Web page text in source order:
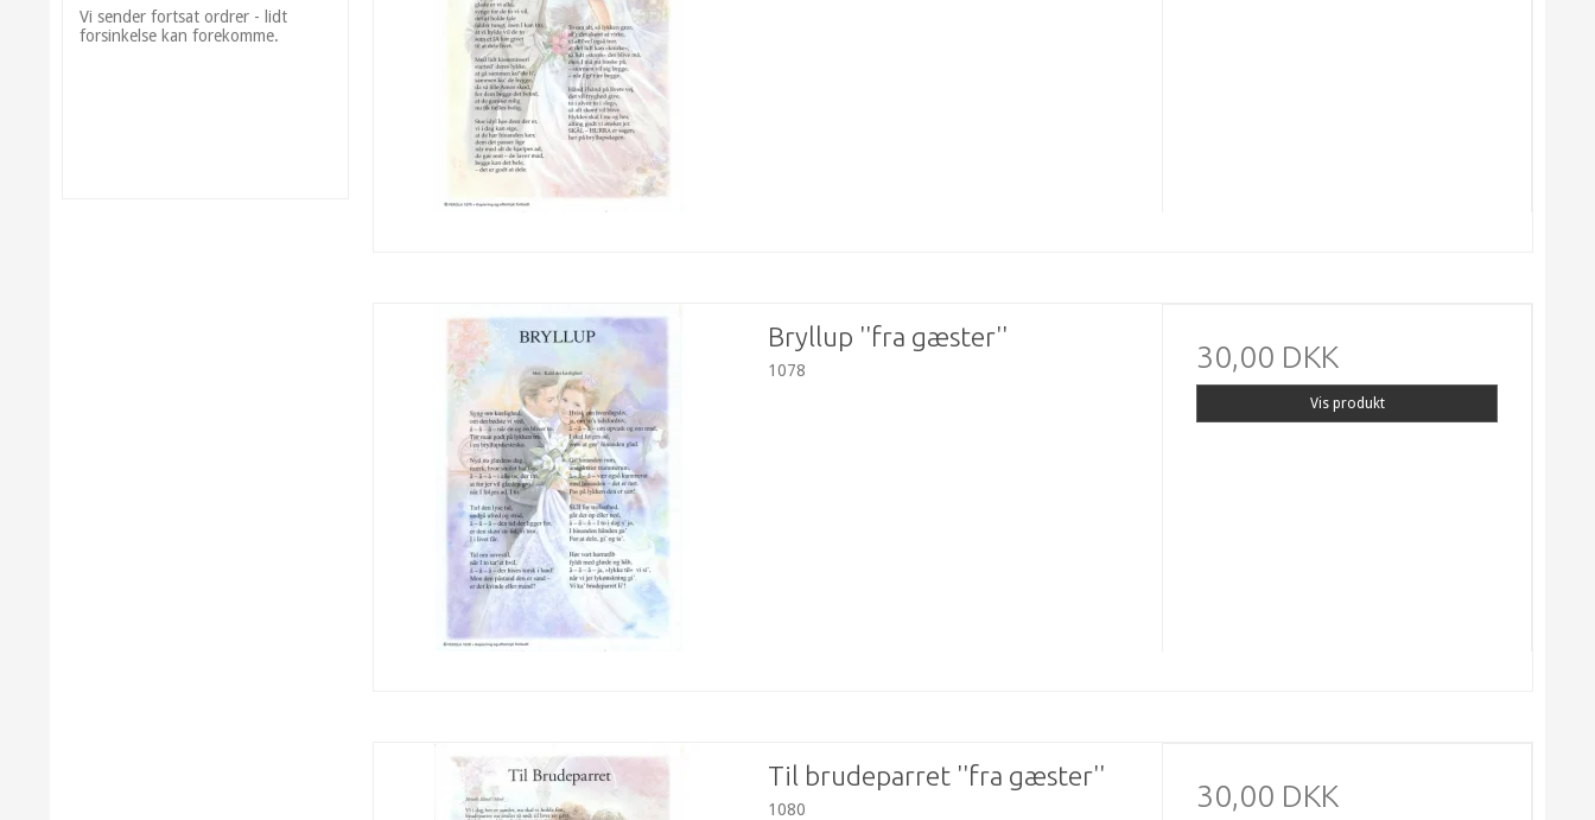
Vi sender fortsat ordrer - lidt
forsinkelse kan forekomme.
Bryllup ''fra gæster''
1078 30,00 DKK
Vis produkt
Til brudeparret ''fra gæster''
1080 30,00 DKK